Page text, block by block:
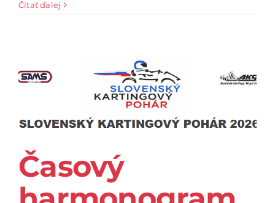
Čítať ďalej
Časový